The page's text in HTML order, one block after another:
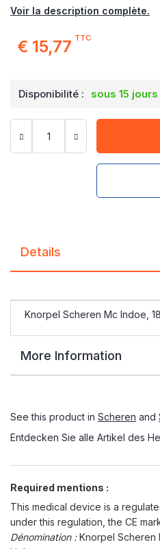
Voir la description complète.
€ 15,77 TTC
Disponibilité : sous 15 jours
Details
Knorpel Scheren Mc Indoe,
More Information
See this product in Scheren and
Entdecken Sie alle Artikel des
Required mentions :
This medical device is a
under this regulation, the CE
Dénomination :Knorpel Scheren